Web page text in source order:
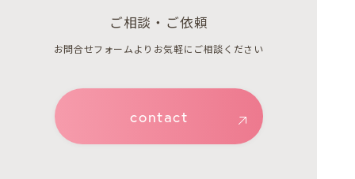
ご相談・ご依頼
お問合せフォームよりお気軽にご相談ください
contact